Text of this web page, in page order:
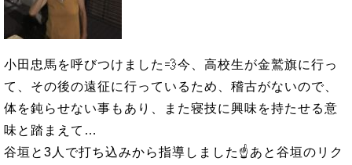
小田忠馬を呼びつけました💨今、高校生が金鷲旗に行っ
て、その後の遠征に行っているため、稽古がないので、
体を鈍らせない事もあり、また寝技に興味を持たせる意
味と踏まえて…
谷垣と3人で打ち込みから指導しました☝あと谷垣のリク